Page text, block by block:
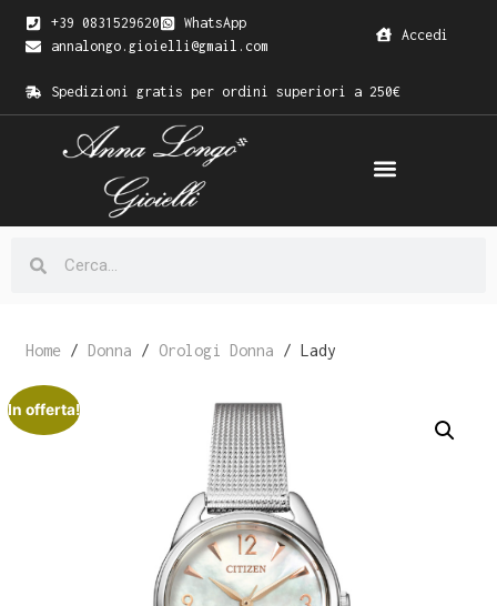
+39 0831529620
WhatsApp
annalongo.gioielli@gmail.com
Accedi
Spedizioni gratis per ordini superiori a 250€
Home / Donna / Orologi Donna / Lady
In offerta!